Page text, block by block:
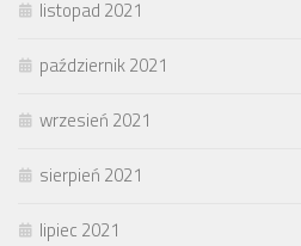
listopad 2021
październik 2021
wrzesień 2021
sierpień 2021
lipiec 2021